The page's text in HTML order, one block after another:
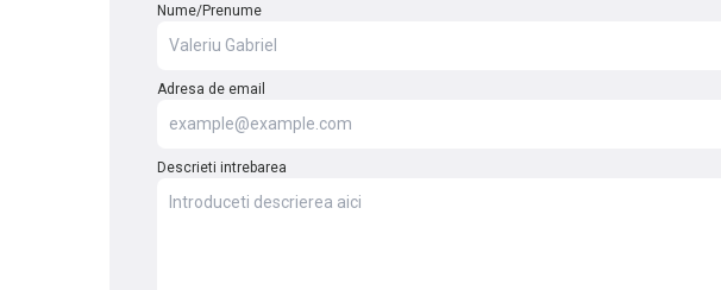
Nume/Prenume
Adresa de email
Descrieti intrebarea